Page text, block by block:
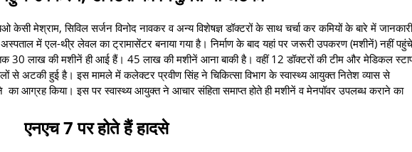
मेश्राम, सिविल सर्जन विनोद नावकर व अन्य विशेषज्ञ डॉक्टरों के साथ चर्चा कर कमियों के बारे में जानकारी
में एल-थी्र लेवल का ट्रामासेंटर बनाया गया है। निर्माण के बाद यहां पर जरूरी उपकरण (मशीनें) नहीं पहुंचे
30 लाख की मशीनें ही आई हैं। 45 लाख की मशीनें आना बाकी है। वहीं 12 डॉक्टरों की टीम और मेडिकल
से अटकी हुई है। इस मामले में कलेक्टर प्रवीण सिंह ने चिकित्सा विभाग के स्वास्थ्य आयुक्त नितेश व्यास से
आग्रह किया। इस पर स्वास्थ्य आयुक्त ने आचार संहिता समाप्त होते ही मशीनें व मेनपॉवर उपलब्ध कराने का
एनएच 7 पर होते हैं हादसे